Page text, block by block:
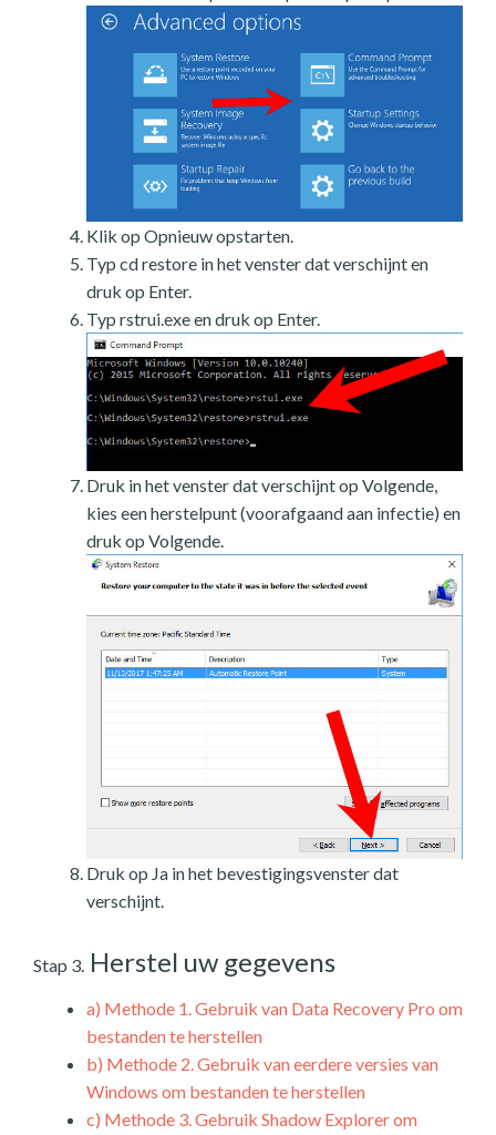
Klik op Opnieuw opstarten.
Typ cd restore in het venster dat verschijnt en
druk op Enter.
Typ rstrui.exe en druk op Enter.
Druk in het venster dat verschijnt op Volgende,
kies een herstelpunt (voorafgaand aan infectie) en
druk op Volgende.
Druk op Ja in het bevestigingsvenster dat
verschijnt.
Stap 3. Herstel uw gegevens
a) Methode 1. Gebruik van Data Recovery Pro om
bestanden te herstellen
b) Methode 2. Gebruik van eerdere versies van
Windows om bestanden te herstellen
c) Methode 3. Gebruik Shadow Explorer om